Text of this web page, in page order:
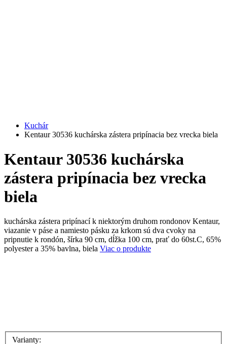
Kuchár
Kentaur 30536 kuchárska zástera pripínacia bez vrecka biela
Kentaur 30536 kuchárska
zástera pripínacia bez vrecka
biela
kuchárska zástera pripínací k niektorým druhom rondonov Kentaur,
viazanie v páse a namiesto pásku za krkom sú dva cvoky na
pripnutie k rondón, šírka 90 cm, dĺžka 100 cm, prať do 60st.C, 65%
polyester a 35% bavlna, biela Viac o produkte
Varianty: